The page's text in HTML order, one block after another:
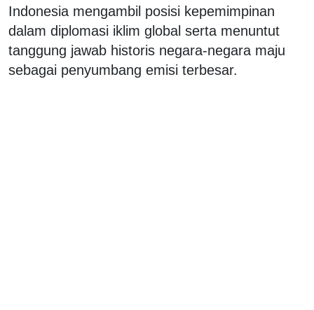
Indonesia mengambil posisi kepemimpinan
dalam diplomasi iklim global serta menuntut
tanggung jawab historis negara-negara maju
sebagai penyumbang emisi terbesar.